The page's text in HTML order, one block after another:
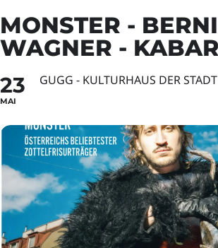
MONSTER - BERNI
WAGNER -
23
MAI
GUGG - KULTURHAUS DER